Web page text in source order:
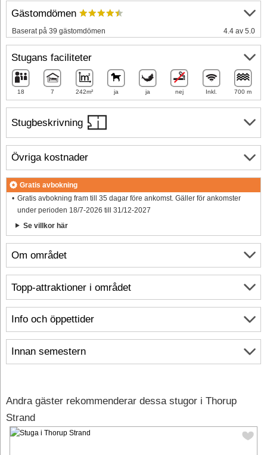
Stugbeskrivning
Om området
Info och öppettider
Innan semestern
Gästomdömen
Baserat på 39 gästomdömen 4.4 av 5.0
Stugans faciliteter
18 7 242m² ja ja nej Inkl. 700 m
Övriga kostnader
Gratis avbokning
Gratis avbokning fram till 35 dagar före ankomst. Gäller för ankomster
under perioden 18/7-2026 till 31/12-2027
Se villkor här
Topp-attraktioner i området
Andra gäster rekommenderar dessa stugor i Thorup
Strand